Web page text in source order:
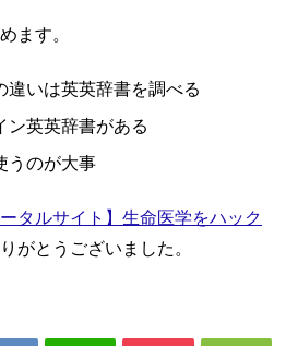
ます。
違いは英英辞書を調べる
ン英英辞書がある
うのが大事
タルサイト】生命医学をハック
がとうございました。